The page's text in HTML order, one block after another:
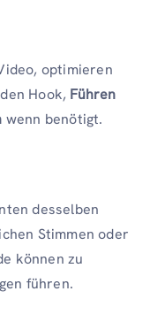
optimieren
Hook, Führen
wenn benötigt.
desselben
Stimmen oder
können zu
führen.